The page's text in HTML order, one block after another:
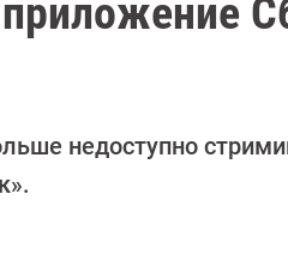
недоступно